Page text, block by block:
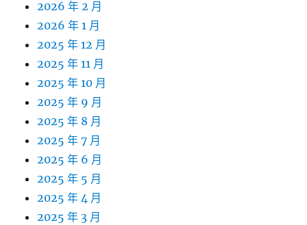
2026 年 2 月
2026 年 1 月
2025 年 12 月
2025 年 11 月
2025 年 10 月
2025 年 9 月
2025 年 8 月
2025 年 7 月
2025 年 6 月
2025 年 5 月
2025 年 4 月
2025 年 3 月